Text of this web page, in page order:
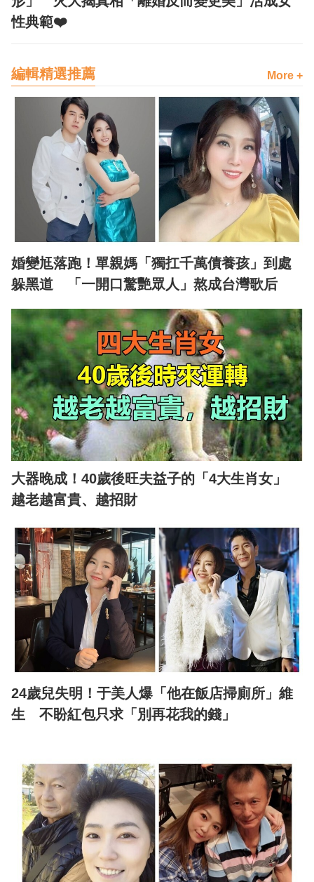
性典範❤️
編輯精選推薦 More +
婚變尪落跑！單親媽「獨扛千萬債養孩」到處
躲黑道 「一開口驚艷眾人」熬成台灣歌后
大器晚成！40歲後旺夫益子的「4大生肖女」
越老越富貴、越招財
24歲兒失明！于美人爆「他在飯店掃廁所」維
生 不盼紅包只求「別再花我的錢」